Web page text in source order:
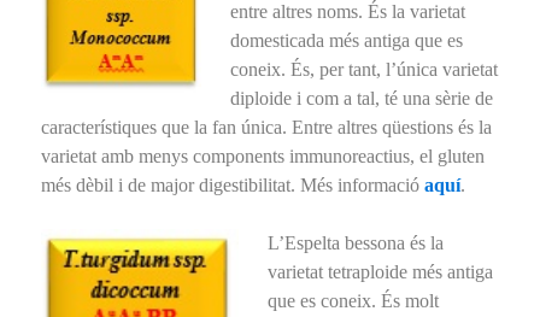
entre altres noms. És la varietat
domesticada més antiga que es
coneix. És, per tant, l’única varietat
diploide i com a tal, té una sèrie de
característiques que la fan única. Entre altres qüestions és la
varietat amb menys components immunoreactius, el gluten
més dèbil i de major digestibilitat. Més informació aquí.
L’Espelta bessona és la
varietat tetraploide més antiga
que es coneix. És molt